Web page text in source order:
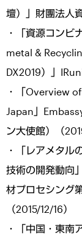
壇）」財團法人
・「資源コンビ
metal &
DX2019）」
・「Overview
Japan」
ン大使館）（
・「レアメタル
技術の開発動向
材プロセシング
（2015/12/16）
・「中国・東南